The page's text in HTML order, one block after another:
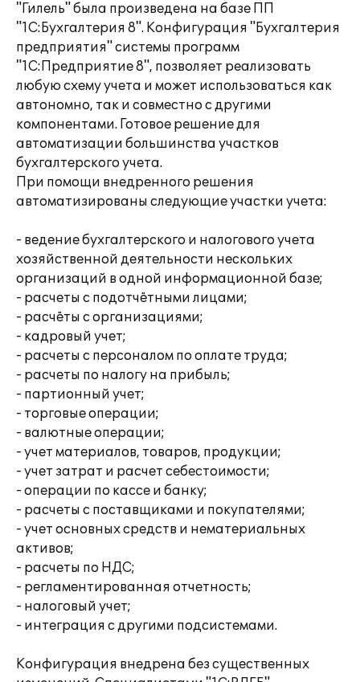
"Гилель" была произведена на базе ПП
"1С:Бухгалтерия 8". Конфигурация "Бухгалтерия
предприятия" системы программ
"1С:Предприятие 8", позволяет реализовать
любую схему учета и может использоваться как
автономно, так и совместно с другими
компонентами. Готовое решение для
автоматизации большинства участков
бухгалтерского учета.
При помощи внедренного решения
автоматизированы следующие участки учета:
- ведение бухгалтерского и налогового учета
хозяйственной деятельности нескольких
организаций в одной информационной базе;
- расчеты с подотчётными лицами;
- расчёты с организациями;
- кадровый учет;
- расчеты с персоналом по оплате труда;
- расчеты по налогу на прибыль;
- партионный учет;
- торговые операции;
- валютные операции;
- учет материалов, товаров, продукции;
- учет затрат и расчет себестоимости;
- операции по кассе и банку;
- расчеты с поставщиками и покупателями;
- учет основных средств и нематериальных
активов;
- расчеты по НДС;
- регламентированная отчетность;
- налоговый учет;
- интеграция с другими подсистемами.
Конфигурация внедрена без существенных